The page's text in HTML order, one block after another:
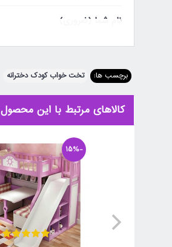
نام شما (ضروری)
شهر محل سکونت (اختیاری)
نظر شما (ضروری)
برچسب ها: تخت خواب کودک دخترانه
کالاهای مرتبط با این محصول
-15%